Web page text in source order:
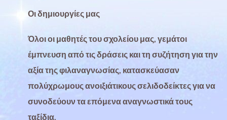
Οι δημιουργίες μας
Όλοι οι μαθητές του σχολείου μας, γεμάτοι
έμπνευση από τις δράσεις και τη συζήτηση για την
αξία της φιλαναγνωσίας, κατασκεύασαν
πολύχρωμουςανοιξιάτικους σελιδοδείκτεςγια να
συνοδεύουν τα επόμενα αναγνωστικά τους
ταξίδια.